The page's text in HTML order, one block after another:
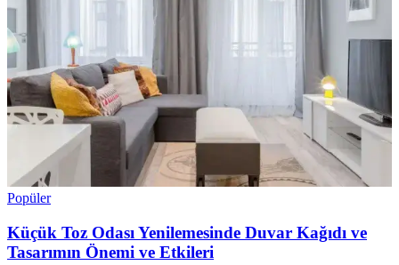
Popüler
Küçük Toz Odası Yenilemesinde Duvar Kağıdı ve
Tasarımın Önemi ve Etkileri